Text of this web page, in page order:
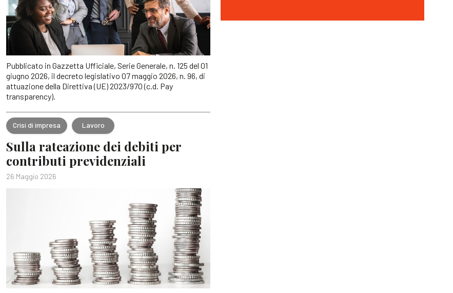
Pubblicato in Gazzetta Ufficiale, Serie Generale, n. 125 del 01
giugno 2026, il decreto legislativo 07 maggio 2026, n. 96, di
attuazione della Direttiva (UE) 2023/970 (c.d. Pay
transparency).
Crisi di impresa Lavoro
Sulla rateazione dei debiti per
contributi previdenziali
26 Maggio 2026